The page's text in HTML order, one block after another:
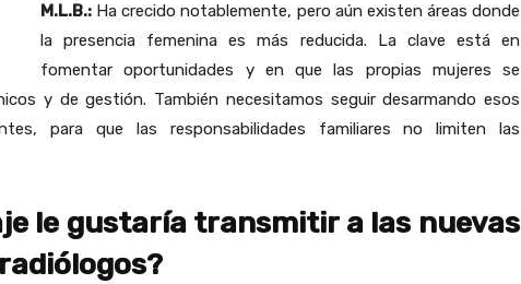
M.L.B.: Ha crecido notablemente, pero aún existen áreas donde
la presencia femenina es más reducida. La clave está en
fomentar oportunidades y en que las propias mujeres se
y de gestión. También necesitamos seguir desarmando esos
para que las responsabilidades familiares no limiten las
le gustaría transmitir a las nuevas